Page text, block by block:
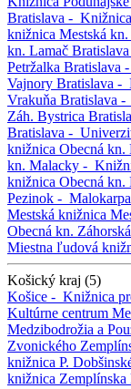
Bratislava -
knižnica Mestská kn.
kn. Lamač
Petržalka Bratislava -
Vajnory Bratislava -
Vrakuňa Bratislava -
Záh. Bystrica
Bratislava -
knižnica Obecná kn.
kn. Malacky -
knižnica Obecná kn.
Pezinok -
Mestská knižnica
Obecná kn.
Miestna ľudová
Košický kraj (5)
Košice - Knižnica
Kultúrne centrum
Medzibodrožia a
Zvonického
knižnica P.
knižnica Zemplínska